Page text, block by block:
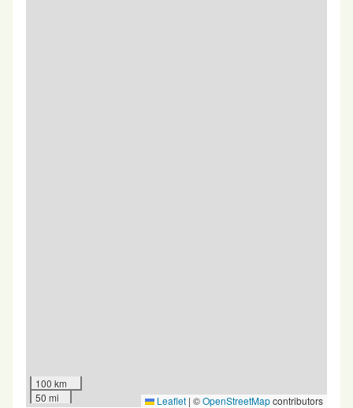
100 km
50 mi
Leaflet | ©OpenStreetMapcontributors